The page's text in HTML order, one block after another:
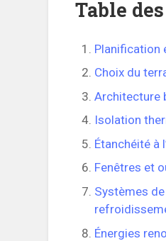
Table
Planification
Choix du
Architecture
Isolation
Étanchéité à
Fenêtres et
Systèmes
Énergies